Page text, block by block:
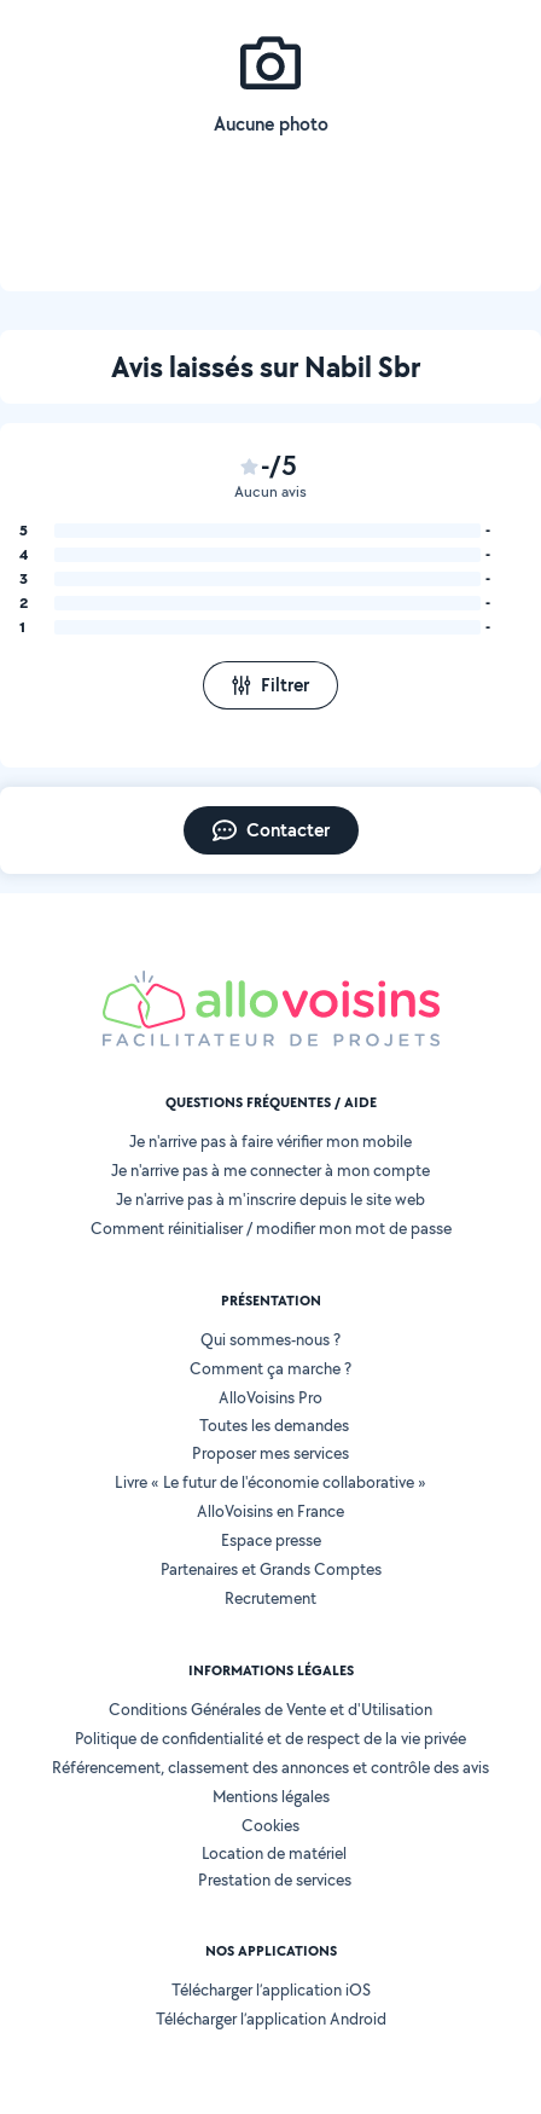
Aucune photo
Avis laissés sur Nabil Sbr
-/5
Aucun avis
5
-
4
-
3
-
2
-
1
-
Filtrer
Contacter
QUESTIONS FRÉQUENTES / AIDE
Je n'arrive pas à faire vérifier mon mobile
Je n'arrive pas à me connecter à mon compte
Je n'arrive pas à m'inscrire depuis le site web
Comment réinitialiser / modifier mon mot de passe
PRÉSENTATION
Qui sommes-nous ?
Comment ça marche ?
AlloVoisins Pro
Toutes les demandes
Proposer mes services
Livre « Le futur de l'économie collaborative »
AlloVoisins en France
Espace presse
Partenaires et Grands Comptes
Recrutement
INFORMATIONS LÉGALES
Conditions Générales de Vente et d'Utilisation
Politique de confidentialité et de respect de la vie privée
Référencement, classement des annonces et contrôle des avis
Mentions légales
Cookies
Location de matériel
Prestation de services
NOS APPLICATIONS
Télécharger l’application iOS
Télécharger l’application Android